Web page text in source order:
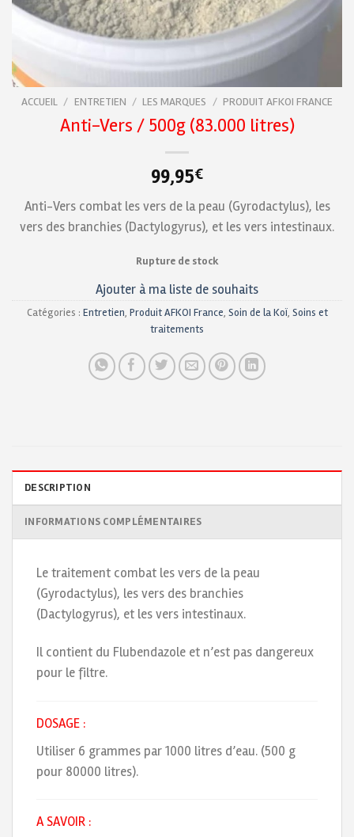
ACCUEIL / ENTRETIEN / LES MARQUES / PRODUIT AFKOI FRANCE
Anti-Vers / 500g (83.000 litres)
99,95€
Anti-Vers combat les vers de la peau (Gyrodactylus), les
vers des branchies (Dactylogyrus), et les vers intestinaux.
Rupture de stock
Ajouter à ma liste de souhaits
Catégories : Entretien, Produit AFKOI France, Soin de la Koï, Soins et
traitements
DESCRIPTION
INFORMATIONS COMPLÉMENTAIRES
Le traitement combat les vers de la peau
(Gyrodactylus), les vers des branchies
(Dactylogyrus), et les vers intestinaux.
Il contient du Flubendazole et n’est pas dangereux
pour le filtre.
DOSAGE :
Utiliser 6 grammes par 1000 litres d’eau. (500 g
pour 80000 litres).
A SAVOIR :